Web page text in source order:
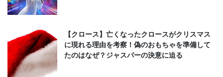
【クロース】亡くなったクロースがクリスマス
に現れる理由を考察！偽のおもちゃを準備して
たのはなぜ？ジャスパーの決意に迫る